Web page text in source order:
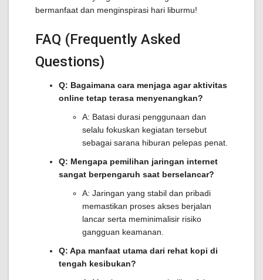
bermanfaat dan menginspirasi hari liburmu!
FAQ (Frequently Asked
Questions)
Q: Bagaimana cara menjaga agar aktivitas
online tetap terasa menyenangkan?
A: Batasi durasi penggunaan dan
selalu fokuskan kegiatan tersebut
sebagai sarana hiburan pelepas penat.
Q: Mengapa pemilihan jaringan internet
sangat berpengaruh saat berselancar?
A: Jaringan yang stabil dan pribadi
memastikan proses akses berjalan
lancar serta meminimalisir risiko
gangguan keamanan.
Q: Apa manfaat utama dari rehat kopi di
tengah kesibukan?